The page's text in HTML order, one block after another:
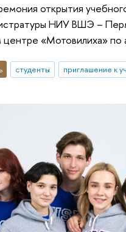
открытия
НИУ ВШЭ –
«Мотовилиха» по
студенты приглашение к